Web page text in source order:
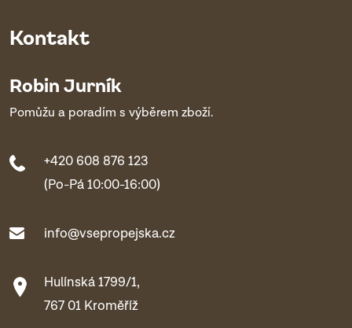
Kontakt
Robin Jurník
Pomůžu a poradím s výběrem zboží.
+420 608 876 123
(Po-Pá 10:00-16:00)
info@vsepropejska.cz
Hulínská 1799/1,
767 01 Kroměříž